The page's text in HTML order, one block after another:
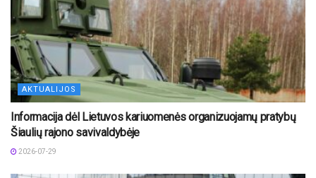
AKTUALIJOS
Informacija dėl Lietuvos kariuomenės organizuojamų pratybų
Šiaulių rajono savivaldybėje
2026-07-29